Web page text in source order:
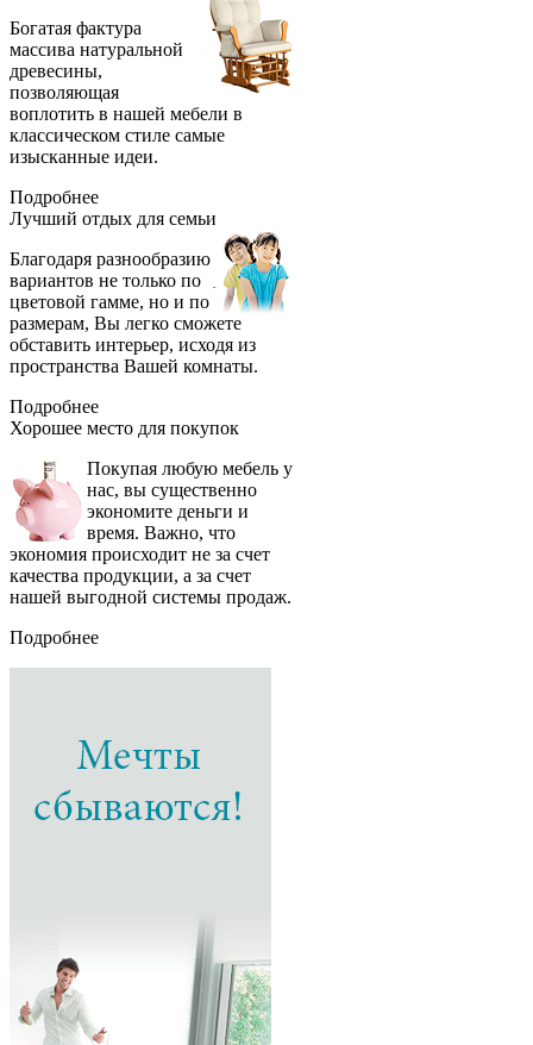
Богатая фактура
массива натуральной
древесины,
позволяющая
воплотить в нашей мебели в
классическом стиле самые
изысканные идеи.
Подробнее
Лучший отдых для семьи
Благодаря разнообразию
вариантов не только по
цветовой гамме, но и по
размерам, Вы легко сможете
обставить интерьер, исходя из
пространства Вашей комнаты.
Подробнее
Хорошее место для покупок
Покупая любую мебель у
нас, вы существенно
экономите деньги и
время. Важно, что
экономия происходит не за счет
качества продукции, а за счет
нашей выгодной системы продаж.
Подробнее